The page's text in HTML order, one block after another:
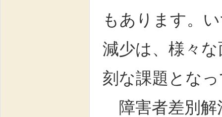
もあります。
減少は、様々
刻な課題とな
障害者差別解